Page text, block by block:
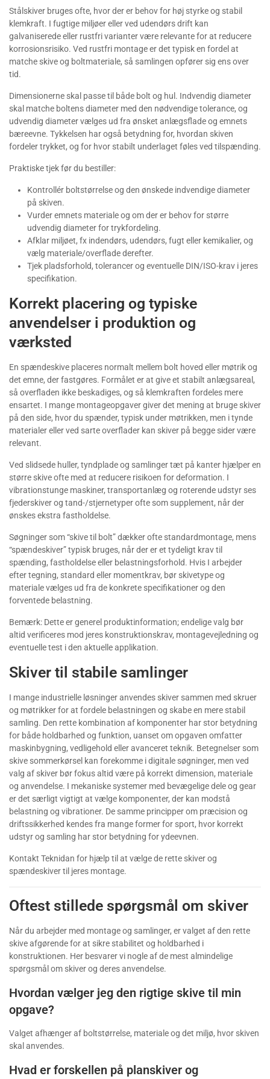
Stålskiver bruges ofte, hvor der er behov for høj styrke og stabil
klemkraft. I fugtige miljøer eller ved udendørs drift kan
galvaniserede eller rustfri varianter være relevante for at reducere
korrosionsrisiko. Ved rustfri montage er det typisk en fordel at
matche skive og boltmateriale, så samlingen opfører sig ens over
tid.
Dimensionerne skal passe til både bolt og hul. Indvendig diameter
skal matche boltens diameter med den nødvendige tolerance, og
udvendig diameter vælges ud fra ønsket anlægsflade og emnets
bæreevne. Tykkelsen har også betydning for, hvordan skiven
fordeler trykket, og for hvor stabilt underlaget føles ved tilspænding.
Praktiske tjek før du bestiller:
Kontrollér boltstørrelse og den ønskede indvendige diameter
på skiven.
Vurder emnets materiale og om der er behov for større
udvendig diameter for trykfordeling.
Afklar miljøet, fx indendørs, udendørs, fugt eller kemikalier, og
vælg materiale/overflade derefter.
Tjek pladsforhold, tolerancer og eventuelle DIN/ISO-krav i jeres
specifikation.
Korrekt placering og typiske
anvendelser i produktion og
værksted
En spændeskive placeres normalt mellem bolt hoved eller møtrik og
det emne, der fastgøres. Formålet er at give et stabilt anlægsareal,
så overfladen ikke beskadiges, og så klemkraften fordeles mere
ensartet. I mange montageopgaver giver det mening at bruge skiver
på den side, hvor du spænder, typisk under møtrikken, men i tynde
materialer eller ved sarte overflader kan skiver på begge sider være
relevant.
Ved slidsede huller, tyndplade og samlinger tæt på kanter hjælper en
større skive ofte med at reducere risikoen for deformation. I
vibrationstunge maskiner, transportanlæg og roterende udstyr ses
fjederskiver og tand-/stjernetyper ofte som supplement, når der
ønskes ekstra fastholdelse.
Søgninger som “skive til bolt” dækker ofte standardmontage, mens
“spændeskiver” typisk bruges, når der er et tydeligt krav til
spænding, fastholdelse eller belastningsforhold. Hvis I arbejder
efter tegning, standard eller momentkrav, bør skivetype og
materiale vælges ud fra de konkrete specifikationer og den
forventede belastning.
Bemærk: Dette er generel produktinformation; endelige valg bør
altid verificeres mod jeres konstruktionskrav, montagevejledning og
eventuelle test i den aktuelle applikation.
Skiver til stabile samlinger
I mange industrielle løsninger anvendes skiver sammen med skruer
og møtrikker for at fordele belastningen og skabe en mere stabil
samling. Den rette kombination af komponenter har stor betydning
for både holdbarhed og funktion, uanset om opgaven omfatter
maskinbygning, vedligehold eller avanceret teknik. Betegnelser som
skive sommerkørsel kan forekomme i digitale søgninger, men ved
valg af skiver bør fokus altid være på korrekt dimension, materiale
og anvendelse. I mekaniske systemer med bevægelige dele og gear
er det særligt vigtigt at vælge komponenter, der kan modstå
belastning og vibrationer. De samme principper om præcision og
driftssikkerhed kendes fra mange former for sport, hvor korrekt
udstyr og samling har stor betydning for ydeevnen.
Kontakt Teknidan for hjælp til at vælge de rette skiver og
spændeskiver til jeres montage.
Oftest stillede spørgsmål om skiver
Når du arbejder med montage og samlinger, er valget af den rette
skive afgørende for at sikre stabilitet og holdbarhed i
konstruktionen. Her besvarer vi nogle af de mest almindelige
spørgsmål om skiver og deres anvendelse.
Hvordan vælger jeg den rigtige skive til min
opgave?
Valget afhænger af boltstørrelse, materiale og det miljø, hvor skiven
skal anvendes.
Hvad er forskellen på planskiver og